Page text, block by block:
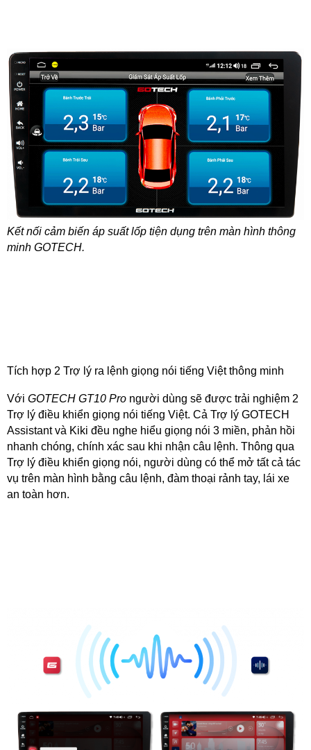
Kết nối cảm biến áp suất lốp tiện dụng trên màn hình thông
minh GOTECH.
Tích hợp 2 Trợ lý ra lệnh giọng nói tiếng Việt thông minh
Với GOTECH GT10 Pro người dùng sẽ được trải nghiệm 2
Trợ lý điều khiển giọng nói tiếng Việt. Cả Trợ lý GOTECH
Assistant và Kiki đều nghe hiểu giọng nói 3 miền, phản hồi
nhanh chóng, chính xác sau khi nhận câu lệnh. Thông qua
Trợ lý điều khiển giọng nói, người dùng có thể mở tất cả tác
vụ trên màn hình bằng câu lệnh, đàm thoại rảnh tay, lái xe
an toàn hơn.